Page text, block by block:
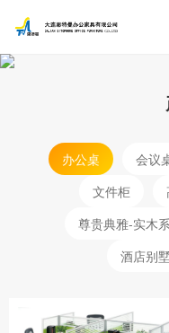
办公桌 会议
文件柜
尊贵典雅-实木
酒店别